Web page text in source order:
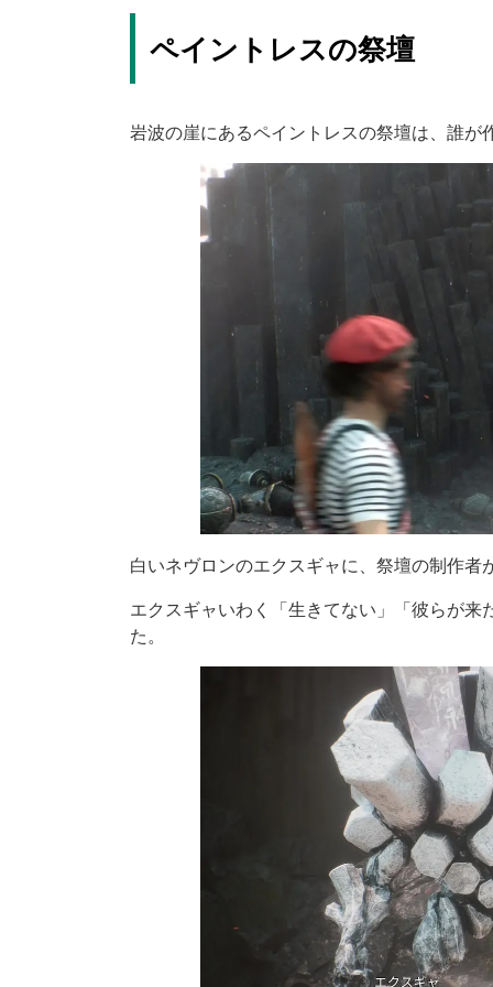
ペイントレスの祭壇
岩波の崖にあるペイントレスの祭壇は、誰が
白いネヴロンのエクスギャに、祭壇の制作者
エクスギャいわく「生きてない」「彼らが
た。